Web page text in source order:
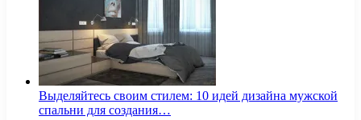
Выделяйтесь своим стилем: 10 идей дизайна мужской
спальни для создания…